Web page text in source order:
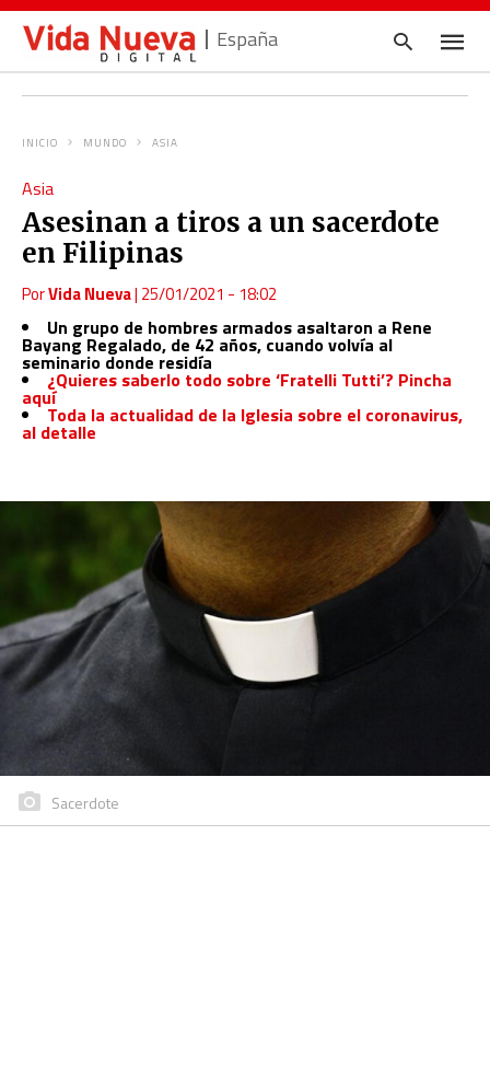
España
y
INICIO MUNDO ASIA
Asia
Asesinan a tiros a un sacerdote
en Filipinas
PorVida Nueva| 25/01/2021 - 18:02
Un grupo de hombres armados asaltaron a Rene
Bayang Regalado, de 42 años, cuando volvía al
seminario donde residía
¿Quieres saberlo todo sobre ‘Fratelli Tutti’? Pincha
aquí
Toda la actualidad de la Iglesia sobre el coronavirus,
al detalle
Sacerdote